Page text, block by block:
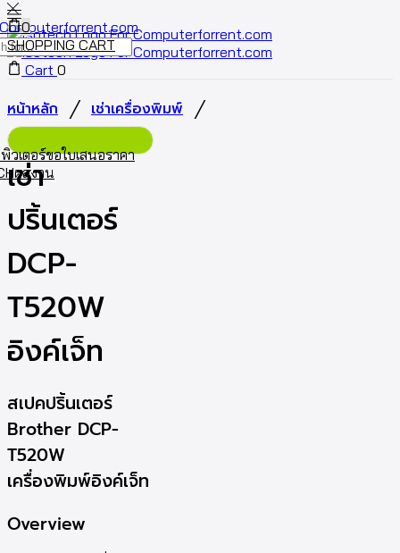
วเตอร์ขอใบเสนอราคา
ผลงาน
Cart 0
0
SHOPPING CART
หน้าหลัก / เช่าเครื่องพิมพ์ /
เช่า
ปริ้นเตอร์
DCP-
T520W
อิงค์เจ็ท
สเปคปริ้นเตอร์
Brother DCP-
T520W
เครื่องพิมพ์อิงค์เจ็ท
Overview